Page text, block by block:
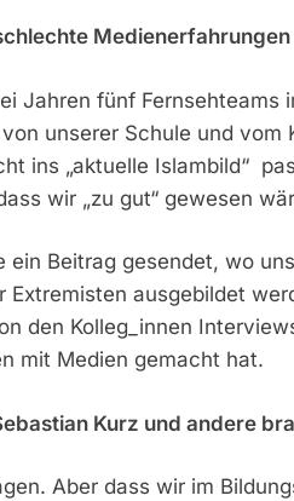
Jahren fünf Fernsehteams
unserer Schule und
ins „aktuelle Islambild“
wir „zu gut“ gewesen
ein Beitrag gesendet, wo
Extremisten ausgebildet
den Kolleg_innen
mit Medien gemacht hat.
Kurz und andere
Aber dass wir im